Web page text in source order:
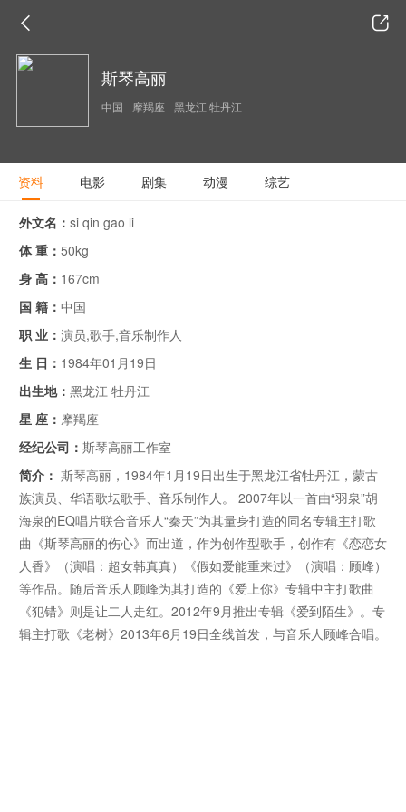
斯琴高丽
中国 摩羯座 黑龙江 牡丹江
资料 电影 剧集 动漫 综艺
外文名： si qin gao li
体 重： 50kg
身 高： 167cm
国 籍： 中国
职 业： 演员,歌手,音乐制作人
生 日： 1984年01月19日
出生地： 黑龙江 牡丹江
星 座： 摩羯座
经纪公司： 斯琴高丽工作室
简介： 斯琴高丽，1984年1月19日出生于黑龙江省牡丹江，蒙古
族演员、华语歌坛歌手、音乐制作人。 2007年以一首由“羽泉”胡
海泉的EQ唱片联合音乐人“秦天”为其量身打造的同名专辑主打歌
曲《斯琴高丽的伤心》而出道，作为创作型歌手，创作有《恋恋女
人香》（演唱：超女韩真真）《假如爱能重来过》（演唱：顾峰）
等作品。随后音乐人顾峰为其打造的《爱上你》专辑中主打歌曲
《犯错》则是让二人走红。2012年9月推出专辑《爱到陌生》。专
辑主打歌《老树》2013年6月19日全线首发，与音乐人顾峰合唱。